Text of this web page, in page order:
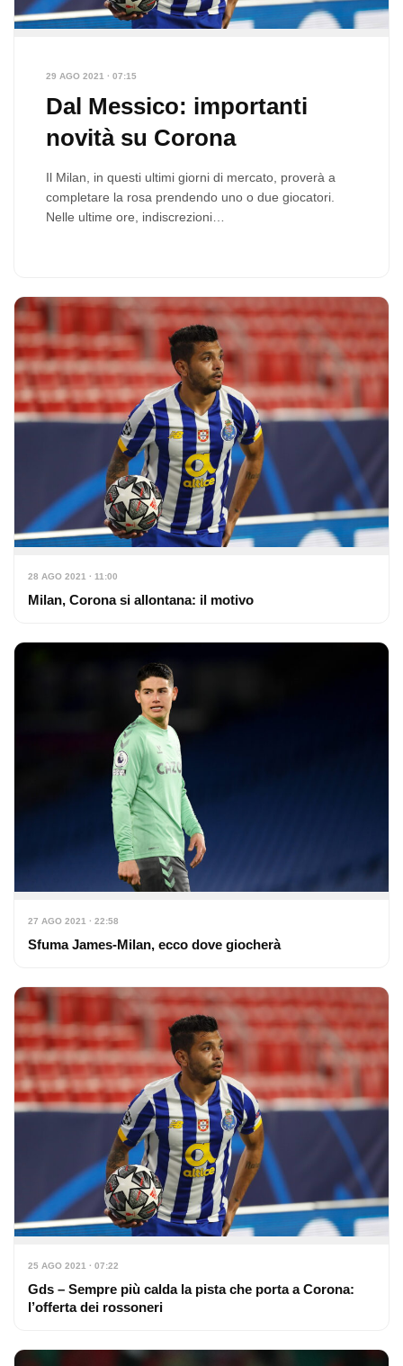
29 AGO 2021 · 07:15
Dal Messico: importanti
novità su Corona
Il Milan, in questi ultimi giorni di mercato, proverà a
completare la rosa prendendo uno o due giocatori.
Nelle ultime ore, indiscrezioni…
28 AGO 2021 · 11:00
Milan, Corona si allontana: il motivo
27 AGO 2021 · 22:58
Sfuma James-Milan, ecco dove giocherà
25 AGO 2021 · 07:22
Gds – Sempre più calda la pista che porta a Corona:
l’offerta dei rossoneri